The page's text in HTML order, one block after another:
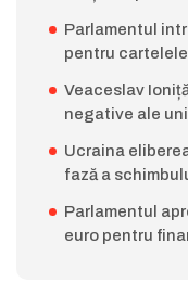
Parlamentul
pentru cartelele
Veaceslav
negative ale
Ucraina
fază a
Parlamentul
euro pentru